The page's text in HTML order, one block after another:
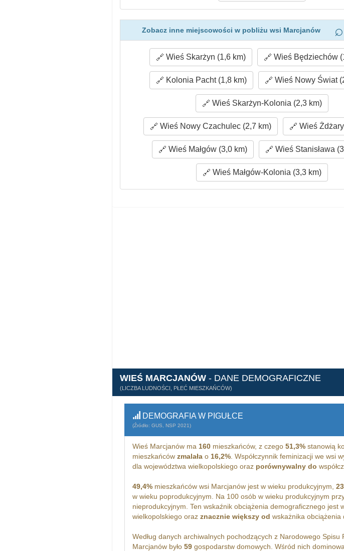
Zobacz inne miejscowości w pobliżu wsi Marcjanów
Wieś Skarżyn (1,6 km) Wieś Będziechów
Kolonia Pacht (1,8 km) Wieś Nowy Świat
Wieś Skarżyn-Kolonia (2,3 km)
Wieś Nowy Czachulec (2,7 km) Wieś
Wieś Małgów (3,0 km) Wieś Stanisława
Wieś Małgów-Kolonia (3,3 km)
WIEŚ MARCJANÓW - DANE DEMOGRAFICZNE
(LICZBA LUDNOŚCI, PŁEĆ MIESZKAŃCÓW)
DEMOGRAFIA W PIGUŁCE
(Źródło: GUS, NSP 2021)
Wieś Marcjanów ma 160mieszkańców, z czego 51,3%stanowią
mieszkańców zmalałao 16,2%. Współczynnik feminizacji we wsi
dla województwa wielkopolskiego oraz porównywalny do
49,4%mieszkańców wsi Marcjanów jest w wieku produkcyjnym,
w wieku poprodukcyjnym. Na 100 osób w wieku produkcyjnym
nieprodukcyjnym. Ten wskaźnik obciążenia demograficznego jest
wielkopolskiego oraz znacznie większy od wskażnika obciążenia
Według danych archiwalnych pochodzących z Narodowego
Marcjanów było 59gospodarstw domowych. Wśród nich